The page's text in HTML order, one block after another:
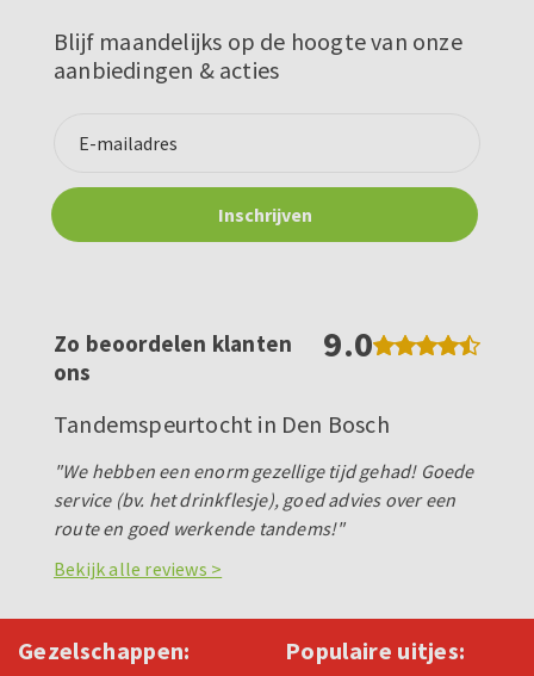
Blijf maandelijks op de hoogte van onze
aanbiedingen & acties
Zo beoordelen klanten
ons
9.0
Tandemspeurtocht in Den Bosch
"We hebben een enorm gezellige tijd gehad! Goede
service (bv. het drinkflesje), goed advies over een
route en goed werkende tandems!"
Bekijk alle reviews >
Gezelschappen: Populaire uitjes: